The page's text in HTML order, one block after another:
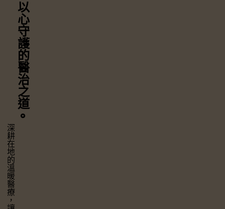
以心守護
的醫治之道
⚬
深耕在地的溫暖醫療，